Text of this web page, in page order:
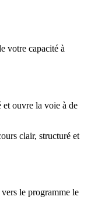
votre capacité à
ouvre la voie à de
clair, structuré et
le programme le